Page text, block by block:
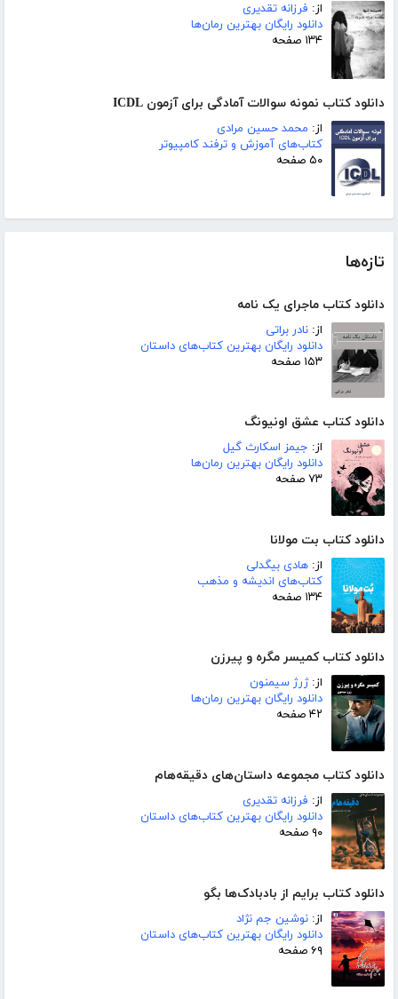
از: فرزانه تقدیری
دانلود رایگان بهترین رمان‌ها
۱۳۴ صفحه
دانلود کتاب نمونه سوالات آمادگی برای آزمون ICDL
از: محمد حسین مرادی
کتاب‌های آموزش و ترفند کامپیوتر
۵۰ صفحه
تازه‌ها
دانلود کتاب ماجرای یک نامه
از: نادر براتی
دانلود رایگان بهترین کتاب‌های داستان
۱۵۳ صفحه
دانلود کتاب عشق اونیونگ
از: جیمز اسکارث گیل
دانلود رایگان بهترین رمان‌ها
۷۳ صفحه
دانلود کتاب بت مولانا
از: هادی بیگدلی
کتاب‌های اندیشه و مذهب
۱۳۴ صفحه
دانلود کتاب کمیسر مگره و پیرزن
از:ژرژ سیمنون
دانلود رایگان بهترین رمان‌ها
۴۲ صفحه
دانلود کتاب مجموعه داستان‌های دقیقه‌هام
از: فرزانه تقدیری
دانلود رایگان بهترین کتاب‌های داستان
۹۰ صفحه
دانلود کتاب برایم از بادبادک‌ها بگو
از: نوشین جم نژاد
دانلود رایگان بهترین کتاب‌های داستان
۶۹ صفحه